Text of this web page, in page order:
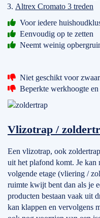
Altrex Cromato 3 treden
Voor iedere
Eenvoudig op te zetten
Neemt weinig
Niet geschikt voor
Beperkte werkhoogte
Vlizotrap /
Een vlizotrap, ook
uit het plafond komt. Je kan
volgende etage (vliering /
ruimte kwijt bent dan als je
producten bestaan vaak uit
kan klappen en vervolgens